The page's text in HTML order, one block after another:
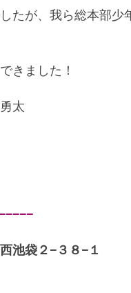
たが、我ら総本部少
きました！
太
池袋２−３８−１